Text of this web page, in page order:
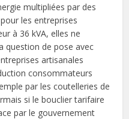
multipliées par des
les entreprises
à 36 kVA, elles ne
question de pose avec
artisanales
consommateurs
par les coutelleries de
si le bouclier tarifaire
par le gouvernement